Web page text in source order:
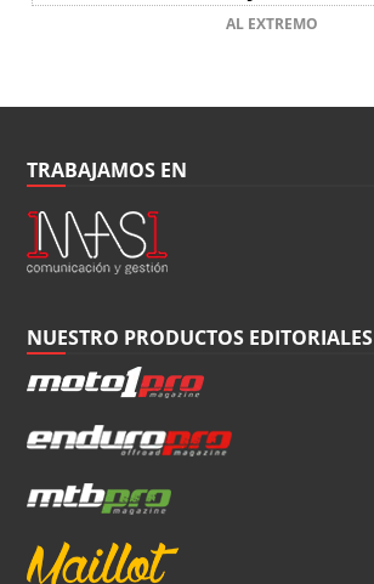
AL EXTREMO
TRABAJAMOS EN
NUESTRO PRODUCTOS EDITORIALES